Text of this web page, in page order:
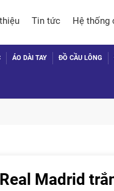
Tin tức Hệ thống
ÁO DÀI TAY ĐỒ CẦU LÔNG
TIẾP TỤC MUA HÀNG
Madrid